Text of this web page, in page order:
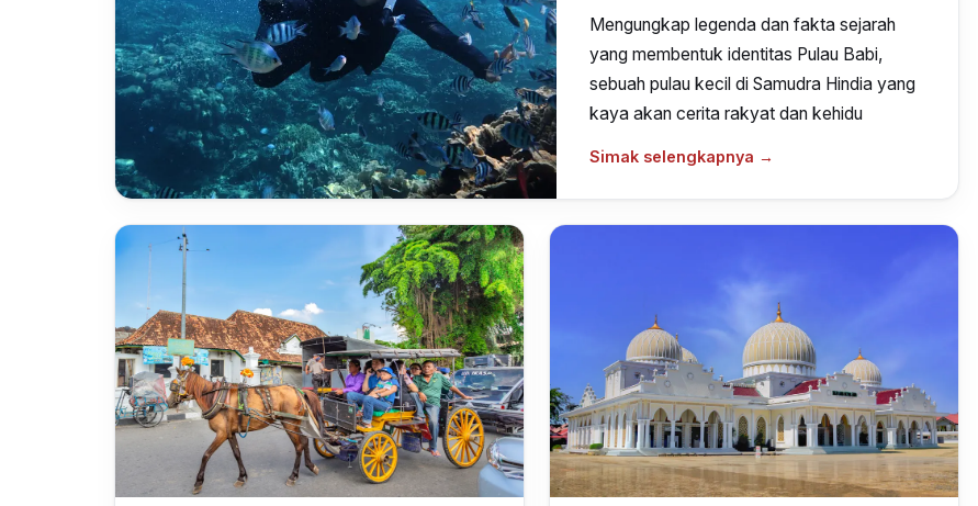
Mengungkap legenda dan fakta sejarah
yang membentuk identitas Pulau Babi,
sebuah pulau kecil di Samudra Hindia yang
kaya akan cerita rakyat dan kehidu
Simak selengkapnya →